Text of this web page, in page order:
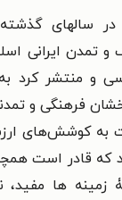
در سالهای
و تمدن ایرانی
و منتشر
فرهنگی و
کوشش‌های
که قادر است
زمینه ها مفید،